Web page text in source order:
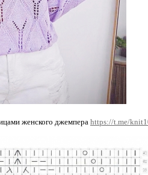
женского джемпера https://t.me/